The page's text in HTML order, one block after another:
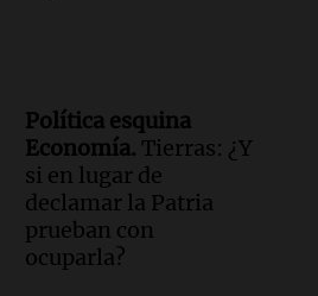
Política esquina
Economía. Tierras: ¿Y
si en lugar de
declamar la Patria
prueban con
ocuparla?